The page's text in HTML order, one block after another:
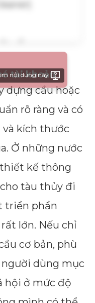
tài khoản
nội dung này
dựng cầu hoặc
rõ ràng và có
kích thước
Ở những nước
kế thông
tàu thủy đi
triển phẩn
lớn. Nếu chỉ
cơ bản, phù
dùng mục
hội ở mức độ